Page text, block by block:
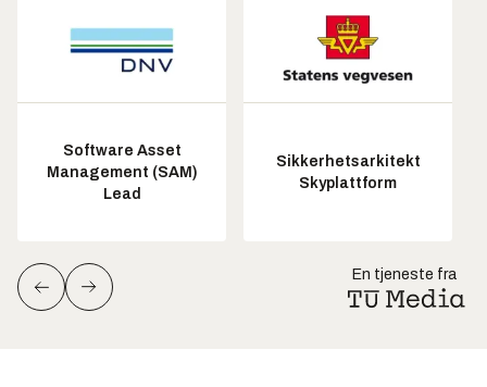
Software Asset
Management (SAM)
Lead
Sikkerhetsarkitekt
Skyplattform
En tjeneste fra